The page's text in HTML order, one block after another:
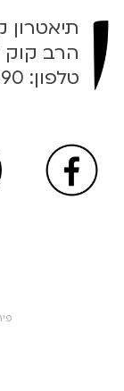
תיאטרון
הרב קוק 37, תל אביב
טלפון: